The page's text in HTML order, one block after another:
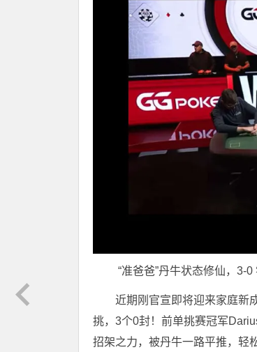
“准爸爸”丹牛状态修仙，3-0
近期刚官宣即将迎来家庭新
挑，3个0封！前单挑赛冠军
招架之力，被丹牛一路平推，轻